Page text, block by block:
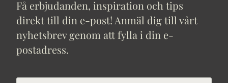
Få erbjudanden, inspiration och tips
direkt till din e-post! Anmäl dig till vårt
nyhetsbrev genom att fylla i din e-
postadress.